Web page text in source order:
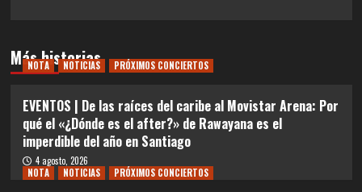
Más historias
NOTA NOTICIAS PRÓXIMOS CONCIERTOS
EVENTOS | De las raíces del caribe al Movistar Arena: Por
qué el «¿Dónde es el after?» de Rawayana es el
imperdible del año en Santiago
4 agosto, 2026
NOTA
NOTICIAS PRÓXIMOS CONCIERTOS